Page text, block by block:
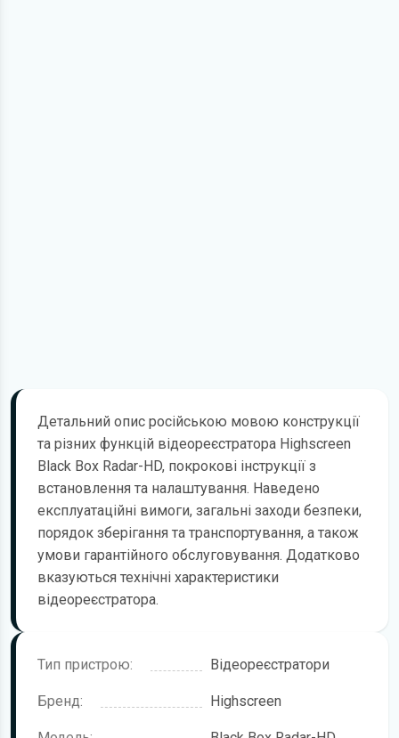
Детальний опис російською мовою конструкції
та різних функцій відеореєстратора Highscreen
Black Box Radar-HD, покрокові інструкції з
встановлення та налаштування. Наведено
експлуатаційні вимоги, загальні заходи безпеки,
порядок зберігання та транспортування, а також
умови гарантійного обслуговування. Додатково
вказуються технічні характеристики
відеореєстратора.
Тип пристрою: Відеореєстратори
Бренд: Highscreen